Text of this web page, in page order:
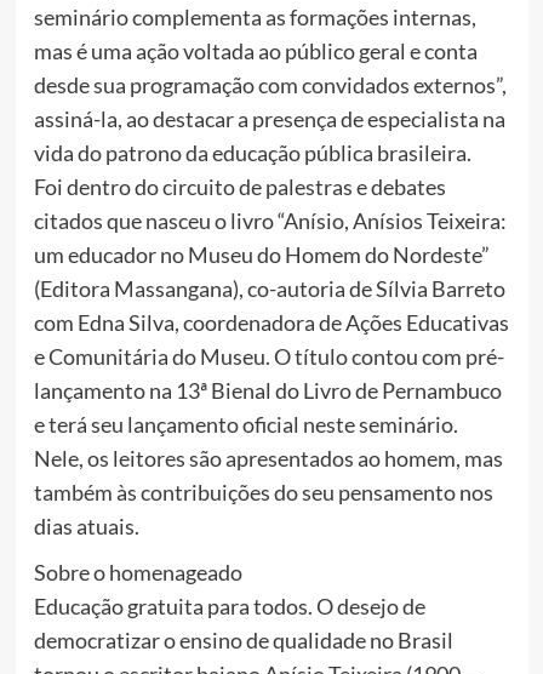
seminário complementa as formações internas,
mas é uma ação voltada ao público geral e conta
desde sua programação com convidados externos”,
assiná-la, ao destacar a presença de especialista na
vida do patrono da educação pública brasileira.
Foi dentro do circuito de palestras e debates
citados que nasceu o livro “Anísio, Anísios Teixeira:
um educador no Museu do Homem do Nordeste”
(Editora Massangana), co-autoria de Sílvia Barreto
com Edna Silva, coordenadora de Ações Educativas
e Comunitária do Museu. O título contou com pré-
lançamento na 13ª Bienal do Livro de Pernambuco
e terá seu lançamento oficial neste seminário.
Nele, os leitores são apresentados ao homem, mas
também às contribuições do seu pensamento nos
dias atuais.
Sobre o homenageado
Educação gratuita para todos. O desejo de
democratizar o ensino de qualidade no Brasil